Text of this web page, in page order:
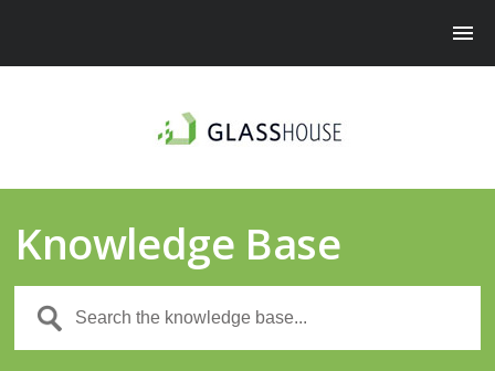
Knowledge Base